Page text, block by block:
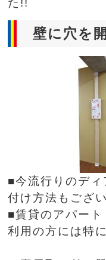
た!!
壁に穴を
■今流行りのディ
付け方法もござい
■賃貸のアパー
利用の方には特に